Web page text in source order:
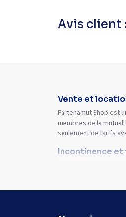
Avis client :
Vente et
Partenamut Shop est
membres de la
seulement de tarifs
Incontinence et